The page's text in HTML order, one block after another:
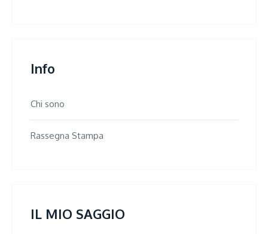
Info
Chi sono
Rassegna Stampa
IL MIO SAGGIO